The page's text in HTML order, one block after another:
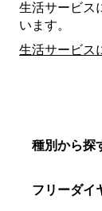
生活サービス
います。
生活サービス
種別から探
フリーダイ